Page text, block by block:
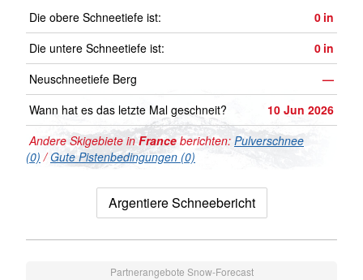
Die obere Schneetiefe ist: 0 in
Die untere Schneetiefe ist:
0 in
Neuschneetiefe Berg
—
Wann hat es das letzte Mal geschneit?
10 Jun 2026
Andere Skigebiete inFrance berichten: Pulverschnee
(0) /Gute Pistenbedingungen (0)
Argentiere Schneebericht
Partnerangebote Snow-Forecast